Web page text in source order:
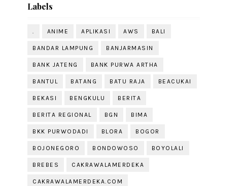
Labels
. ANIME APLIKASI AWS BALI
BANDAR LAMPUNG BANJARMASIN
BANK JATENG BANK PURWA ARTHA
BANTUL BATANG BATU RAJA BEACUKAI
BEKASI BENGKULU BERITA
BERITA REGIONAL BGN BIMA
BKK PURWODADI BLORA BOGOR
BOJONEGORO BONDOWOSO BOYOLALI
BREBES CAKRAWALAMERDEKA
CAKRAWALAMERDEKA.COM